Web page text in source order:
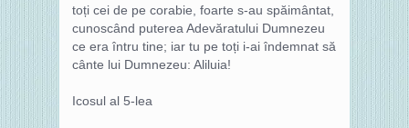
toți cei de pe corabie, foarte s-au spăimântat,
cunoscând puterea Adevăratului Dumnezeu
ce era întru tine; iar tu pe toți i-ai îndemnat să
cânte lui Dumnezeu: Aliluia!
Icosul al 5-lea